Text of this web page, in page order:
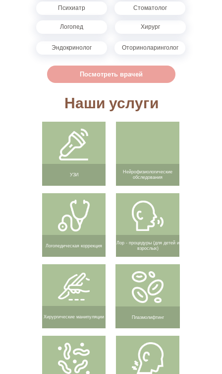
Оториноларинголог
Эндокринолог
Логопед Хирург
Психиатр Стоматолог
Посмотреть врачей
Нейрофизиологические
обследования
УЗИ
Логопедическая коррекция
Лор - процедуры (для детей и
взрослых)
Плазмолифтинг
Хирургические манипуляции
Наши услуги